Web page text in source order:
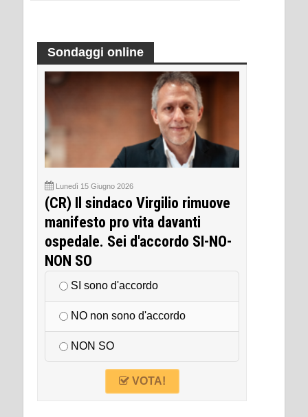
Sondaggi online
Lunedì 15 Giugno 2026
(CR) Il sindaco Virgilio rimuove
manifesto pro vita davanti
ospedale. Sei d'accordo SI-NO-
NON SO
SI sono d'accordo
NO non sono d'accordo
NON SO
VOTA!